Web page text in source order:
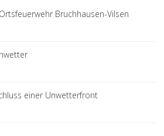
Bruchhausen-Vilsen
einer Unwetterfront